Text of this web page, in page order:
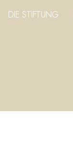
DIE STIFTUNG